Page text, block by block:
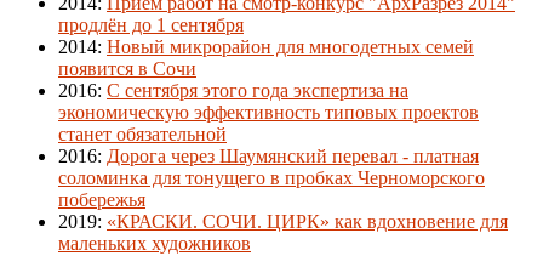
продлён до 1 сентября
2014: Новый микрорайон для многодетных семей
появится в Сочи
2016: С сентября этого года экспертиза на
экономическую эффективность типовых проектов
станет обязательной
2016: Дорога через Шаумянский перевал - платная
соломинка для тонущего в пробках Черноморского
побережья
2019: «КРАСКИ. СОЧИ. ЦИРК» как вдохновение для
маленьких художников